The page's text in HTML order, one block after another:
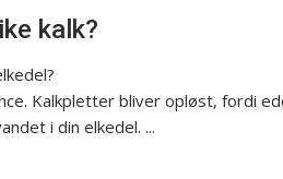
kalk?
Kalkpletter bliver opløst, fordi
i din elkedel. ...